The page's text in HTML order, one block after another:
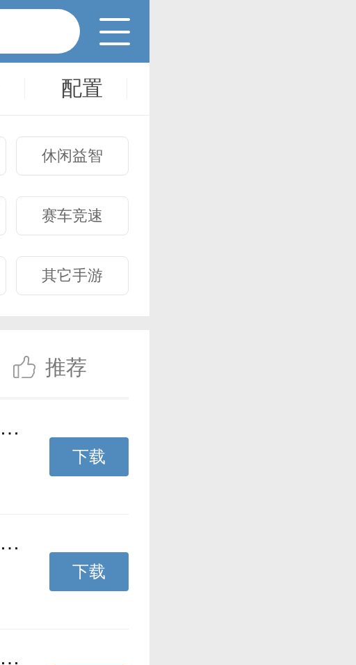
配置
休闲益智
赛车竞速
其它手游
推荐
一拳超人最强之男腾讯版下载v1.7.1 安卓qq登录版
下载
一拳超人最强之男九游版下载v1.7.1 安卓版
下载
一拳超人最强之男东南亚服下载v1.9.1 安卓版